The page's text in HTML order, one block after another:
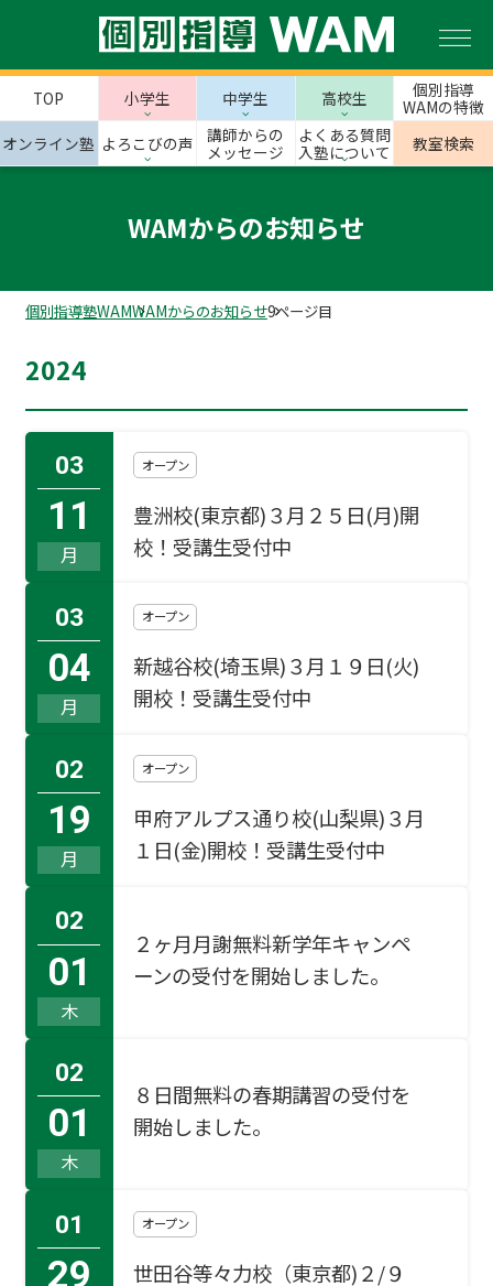
TOP 小学生 中学生 高校生
個別指導
WAMの特徴
オンライン塾 よろこびの声
講師からの
メッセージ
よくある質問
入塾について
教室検索
WAMからのお知らせ
個別指導塾WAMWAMからのお知らせ9ページ目
2024
03
11
月
オープン
豊洲校(東京都)３月２５日(月)開
校！受講生受付中
03
04
月
オープン
新越谷校(埼玉県)３月１９日(火)
開校！受講生受付中
02
19
月
オープン
甲府アルプス通り校(山梨県)３月
１日(金)開校！受講生受付中
02
01
木
２ヶ月月謝無料新学年キャンペ
ーンの受付を開始しました。
02
01
木
８日間無料の春期講習の受付を
開始しました。
01
29
オープン
世田谷等々力校（東京都)２/９